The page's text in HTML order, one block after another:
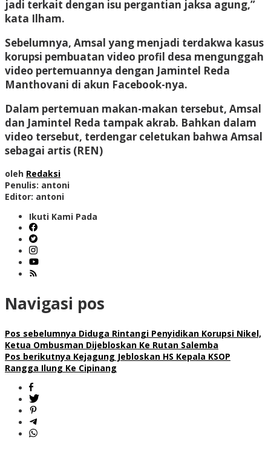
jadi terkait dengan isu pergantian jaksa agung,”
kata Ilham.
Sebelumnya, Amsal yang menjadi terdakwa kasus
korupsi pembuatan video profil desa mengunggah
video pertemuannya dengan Jamintel Reda
Manthovani di akun Facebook-nya.
Dalam pertemuan makan-makan tersebut, Amsal
dan Jamintel Reda tampak akrab. Bahkan dalam
video tersebut, terdengar celetukan bahwa Amsal
sebagai artis (REN)
oleh Redaksi
Penulis: antoni
Editor: antoni
Ikuti Kami Pada
Navigasi pos
Pos sebelumnya Diduga Rintangi Penyidikan Korupsi Nikel,
Ketua Ombusman Dijebloskan Ke Rutan Salemba
Pos berikutnya Kejagung Jebloskan HS Kepala KSOP
Rangga Ilung Ke Cipinang